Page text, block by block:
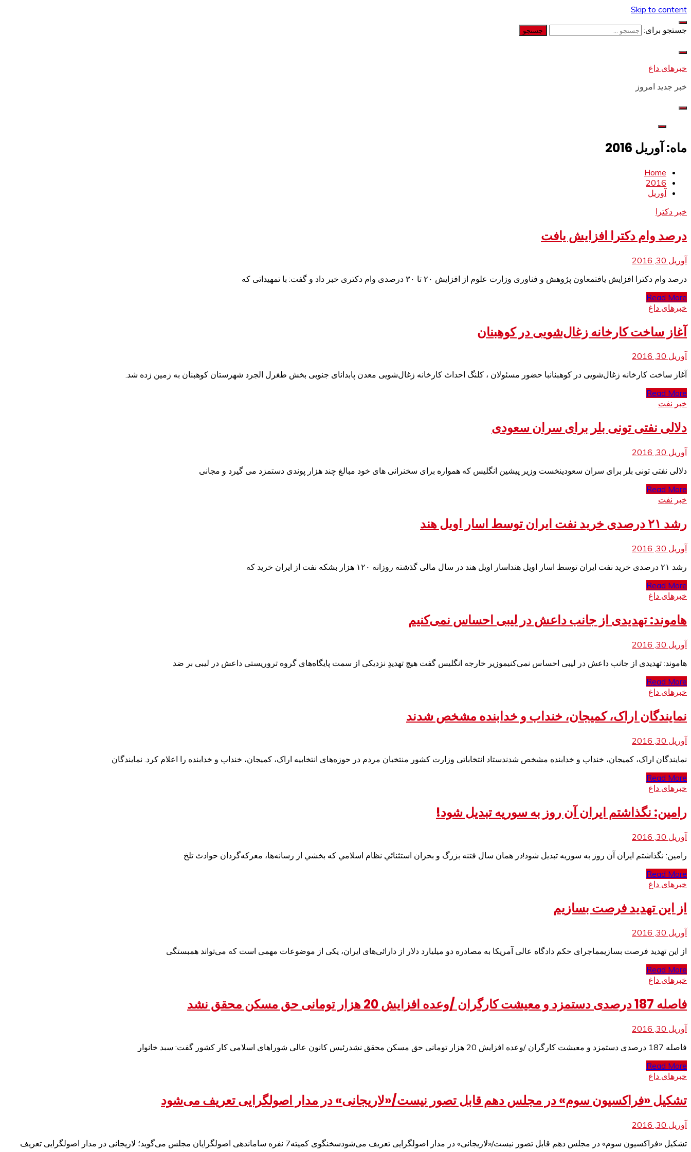
Skip to content
جستجو برای:
خبرهای داغ
خبر جدید امروز
ماه: آوریل 2016
Home
2016
آوریل
خبر دکترا
درصد وام دکترا افزایش یافت
آوریل 30, 2016
درصد وام دکترا افزایش یافتمعاون پژوهش و فناوری وزارت علوم از افزایش ۲۰ تا ۳۰ درصدی وام دکتری خبر داد و گفت: با تمهیداتی که
Read More
خبرهای داغ
آغاز ساخت کارخانه زغال‌شویی در کوهبنان
آوریل 30, 2016
آغاز ساخت کارخانه زغال‌شویی در کوهبنانبا حضور مسئولان ، کلنگ احداث کارخانه زغال‌شویی معدن پابدانای جنوبی بخش طغرل الجرد شهرستان کوهبنان به زمین زده شد.
Read More
خبر نفت
دلالی نفتی تونی بلر برای سران سعودی
آوریل 30, 2016
دلالی نفتی تونی بلر برای سران سعودینخست وزیر پیشین انگلیس که همواره برای سخنرانی های خود مبالغ چند هزار پوندی دستمزد می گیرد و مجانی
Read More
خبر نفت
رشد ۲۱ درصدی خرید نفت ایران توسط اسار اویل هند
آوریل 30, 2016
رشد ۲۱ درصدی خرید نفت ایران توسط اسار اویل هنداسار اویل هند در سال مالی گذشته روزانه ۱۲۰ هزار بشکه نفت از ایران خرید که
Read More
خبرهای داغ
هاموند: تهدیدی از جانب داعش در لیبی احساس نمی‌کنیم
آوریل 30, 2016
هاموند: تهدیدی از جانب داعش در لیبی احساس نمی‌کنیموزیر خارجه انگلیس گفت هیچ تهدیدِ نزدیکی از سمت پایگاه‌های گروه تروریستی داعش در لیبی بر ضد
Read More
خبرهای داغ
نمایندگان اراک، کمیجان، خنداب و خدابنده مشخص شدند
آوریل 30, 2016
نمایندگان اراک، کمیجان، خنداب و خدابنده مشخص شدندستاد انتخاباتی وزارت کشور منتخبان مردم در حوزه‌های انتخابیه اراک، کمیجان، خنداب و خدابنده را اعلام کرد. نمایندگان
Read More
خبرهای داغ
رامین: نگذاشتم ايران آن روز به سوريه تبديل شود!
آوریل 30, 2016
رامین: نگذاشتم ايران آن روز به سوريه تبديل شود!در همان سال فتنه بزرگ و بحران استثنائي نظام اسلامي كه بخشي از رسانه‌ها، معركه‌گردان حوادث تلخ
Read More
خبرهای داغ
از این تهدید فرصت بسازیم
آوریل 30, 2016
از این تهدید فرصت بسازیمماجرای حکم دادگاه عالی آمریکا به مصادره دو میلیارد دلار از دارائی‌های ایران، یکی از موضوعات مهمی است که می‌تواند همبستگی
Read More
خبرهای داغ
فاصله 187 درصدی دستمزد و معيشت كارگران /وعده افزايش 20 هزار تومانی حق مسكن محقق نشد
آوریل 30, 2016
فاصله 187 درصدی دستمزد و معيشت كارگران /وعده افزايش 20 هزار تومانی حق مسكن محقق نشدرئيس كانون عالی شوراهای اسلامی كار كشور گفت: سبد خانوار
Read More
خبرهای داغ
تشکیل «فراکسیون سوم» در مجلس دهم قابل تصور نیست/«لاریجانی» در مدار اصولگرایی تعریف می‌شود
آوریل 30, 2016
تشکیل «فراکسیون سوم» در مجلس دهم قابل تصور نیست/«لاریجانی» در مدار اصولگرایی تعریف می‌شودسخنگوی کمیته7 نفره ساماندهی اصولگرایان مجلس می‌گوید؛ لاریجانی در مدار اصولگرایی تعریف